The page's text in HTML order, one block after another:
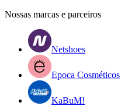
Nossas marcas e parceiros
Netshoes
Epoca Cosméticos
KaBuM!